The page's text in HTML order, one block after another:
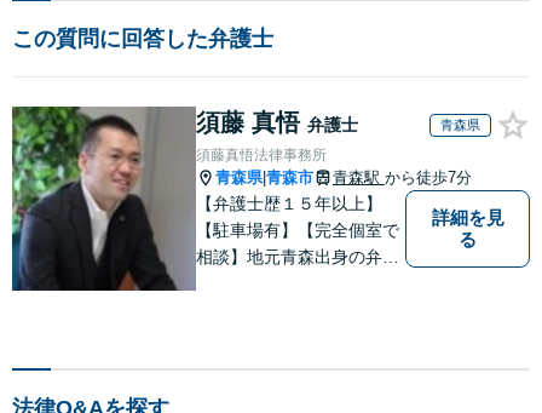
この質問に回答した弁護士
須藤 真悟 弁護士 青森県
須藤真悟法律事務所
青森県|青森市 青森駅 から徒歩7分
【弁護士歴１５年以上】
【駐車場有】【完全個室で
相談】地元青森出身の弁護
詳細を見
る
法律Q&Aを探す